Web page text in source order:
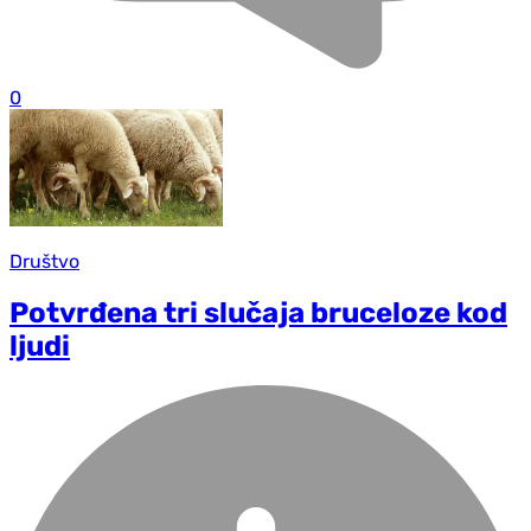
0
Društvo
Potvrđena tri slučaja bruceloze kod
ljudi